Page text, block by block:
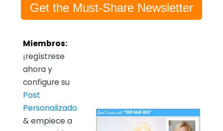
Get the Must-Share Newsletter
Miembros:
¡regístrese
ahora y
configure su
Post
Personalizado
& empiece a